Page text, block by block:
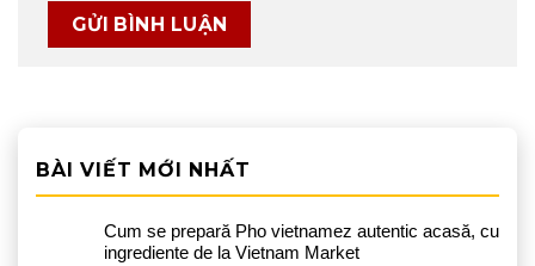
BÀI VIẾT MỚI NHẤT
Cum se prepară Pho vietnamez autentic acasă, cu
ingrediente de la Vietnam Market